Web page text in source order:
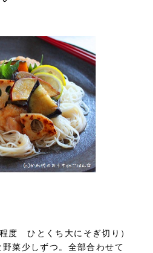
度 ひとくち大にそぎ切り）
菜少しずつ。全部合わせて